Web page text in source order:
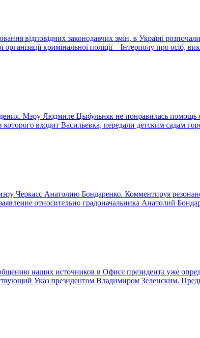
відповідних законодавчих змін, в Україні
кримінальної поліції – Інтерполу про осіб,
Мэру Людмиле Цыбульняк не понравилась
входит Васильевка, передали детским садам
Черкасс Анатолию Бондаренко. Комментируя
относительно градоначальника Анатолий
наших источников в Офисе президента уже
Указ президентом Владимиром Зеленским.